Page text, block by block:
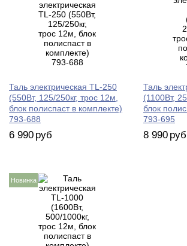
Таль электрическая TL-250
(550Вт, 125/250кг, трос 12м,
блок полиспаст в комплекте)
793-688
6 990 руб
Таль
(1100Вт,
блок
793-695
8 990 руб
Новинка